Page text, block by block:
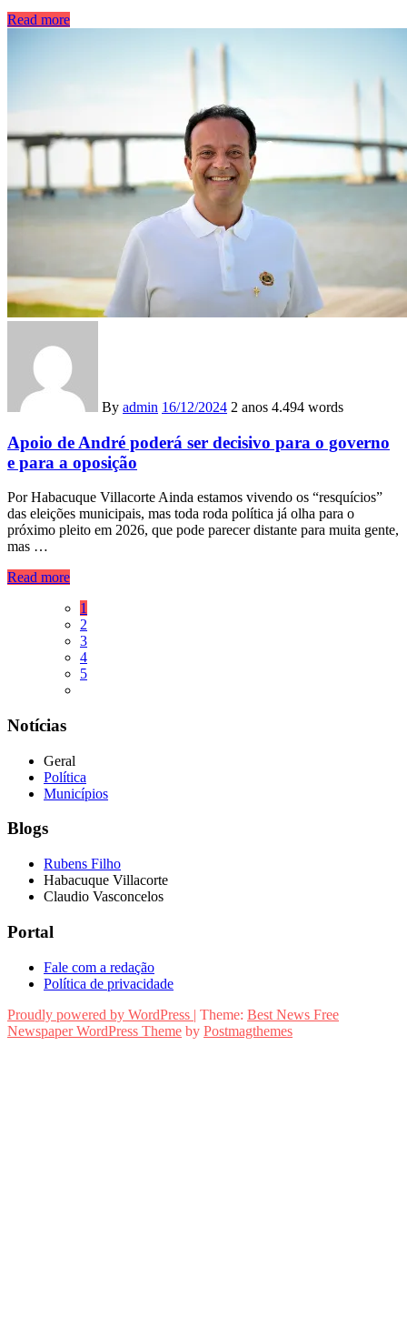
Read more
By admin 16/12/2024 2 anos 4.494 words
Apoio de André poderá ser decisivo para o governo
e para a oposição
Por Habacuque Villacorte Ainda estamos vivendo os “resquícios”
das eleições municipais, mas toda roda política já olha para o
próximo pleito em 2026, que pode parecer distante para muita gente,
mas …
Read more
1
2
3
4
5
Notícias
Geral
Política
Municípios
Blogs
Rubens Filho
Habacuque Villacorte
Claudio Vasconcelos
Portal
Fale com a redação
Política de privacidade
Proudly powered by WordPress | Theme: Best News Free
Newspaper WordPress Theme by Postmagthemes